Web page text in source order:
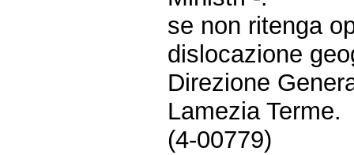
se non ritenga
dislocazione
Direzione
Lamezia Terme.
(4-00779)